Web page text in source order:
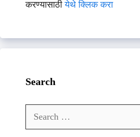
करण्यासाठीयेथे क्लिक करा
Search
Search
for: